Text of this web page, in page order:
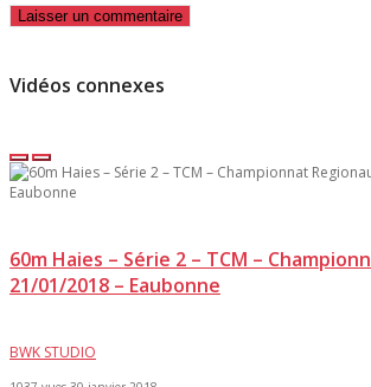
Vidéos connexes
60m Haies – Série 2 – TCM –
21/01/2018 – Eaubonne
BWK STUDIO